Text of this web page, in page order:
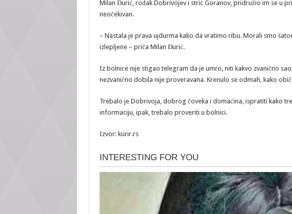
Milan Đurić, rođak Dobrivojev i stric Goranov, pridružio im se u
neočekivan.
– Nastala je prava ujdurma kako da vratimo ribu. Morali smo
izlepljene – priča Milan Đurić.
Iz bolnice nije stigao telegram da je umro, niti kakvo zvanično
nezvanično dobila nije proveravana. Krenulo se odmah, kako
Trebalo je Dobrivoja, dobrog čoveka i domaćina, ispratiti kako
informaciju, ipak, trebalo proveriti u bolnici.
Izvor: kurir.rs